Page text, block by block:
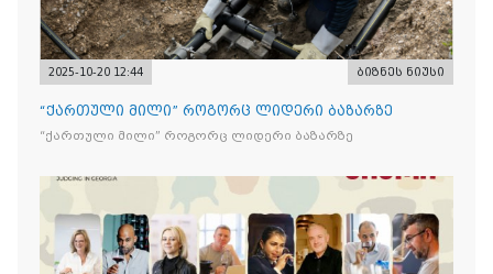
2025-10-20 12:44 ბიზნეს ნიუსი
“ქართული მილი” როგორც ლიდერი ბაზარზე
“ქართული მილი” როგორც ლიდერი ბაზარზე